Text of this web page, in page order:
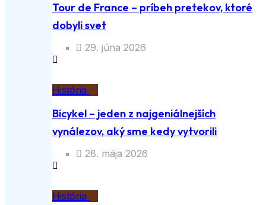
Tour de France – príbeh pretekov, ktoré
dobyli svet
29. júna 2026
História
Bicykel – jeden z najgeniálnejších
vynálezov, aký sme kedy vytvorili
28. mája 2026
História